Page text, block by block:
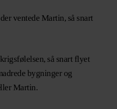
ventede Martin, så snart
så snart flyet
bygninger og
Martin.